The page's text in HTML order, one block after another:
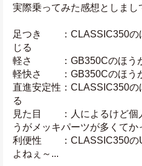
実際乗ってみた感想としまし
足つき　　：CLASSIC350
じる
軽さ　　　：GB350Cのほう
軽快さ　　：GB350Cのほう
直進安定性：CLASSIC350
る
見た目　　：人によるけど
うがメッキパーツが多くてか
利便性　　：CLASSIC350
よねぇ～...